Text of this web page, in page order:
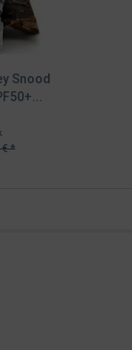
Snood
*